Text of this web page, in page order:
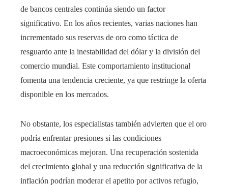
de bancos centrales continúa siendo un factor
significativo. En los años recientes, varias naciones han
incrementado sus reservas de oro como táctica de
resguardo ante la inestabilidad del dólar y la división del
comercio mundial. Este comportamiento institucional
fomenta una tendencia creciente, ya que restringe la oferta
disponible en los mercados.
No obstante, los especialistas también advierten que el oro
podría enfrentar presiones si las condiciones
macroeconómicas mejoran. Una recuperación sostenida
del crecimiento global y una reducción significativa de la
inflación podrían moderar el apetito por activos refugio,